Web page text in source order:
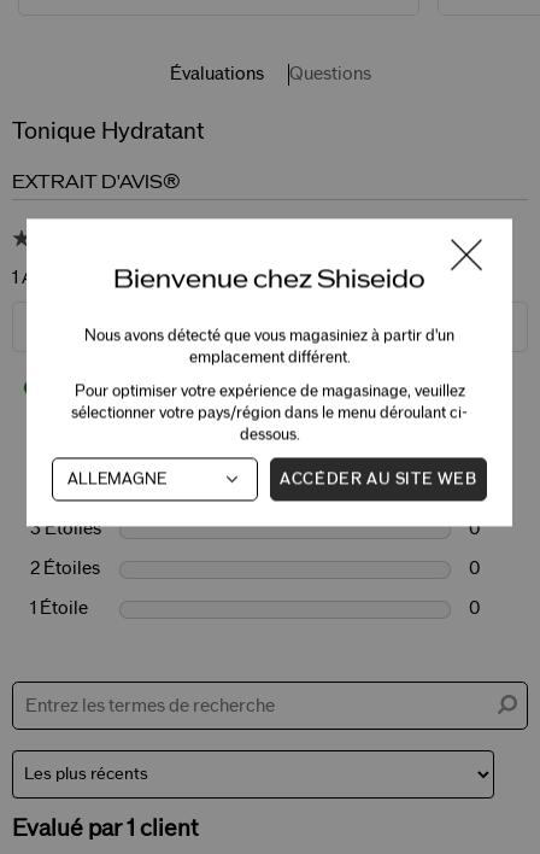
Évaluations Questions
Tonique Hydratant
EXTRAIT D'AVIS®
1 Avis
ÉCRIRE UN AVIS
100% des répondants recommanderaient à un ami
4 Étoiles 0
3 Étoiles 0
2 Étoiles 0
1 Étoile 0
Evalué par 1 client
Bienvenue chez Shiseido
Nous avons détecté que vous magasiniez à partir d'un
emplacement différent.
Pour optimiser votre expérience de magasinage, veuillez
sélectionner votre pays/région dans le menu déroulant ci-
dessous.
ACCÉDER AU SITE WEB